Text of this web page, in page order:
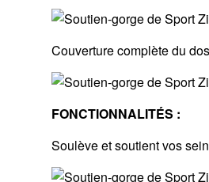
Couverture complète du
FONCTIONNALITÉS :
Soulève et soutient vos